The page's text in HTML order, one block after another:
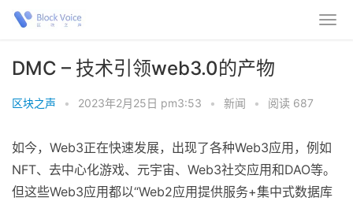
DMC – 技术引领web3.0的产物
区块之声 • 2023年2月25日 pm3:53 • 新闻 • 阅读 687
如今，Web3正在快速发展，出现了各种Web3应用，例如
NFT、去中心化游戏、元宇宙、Web3社交应用和DAO等。
但这些Web3应用都以“Web2应用提供服务+集中式数据库